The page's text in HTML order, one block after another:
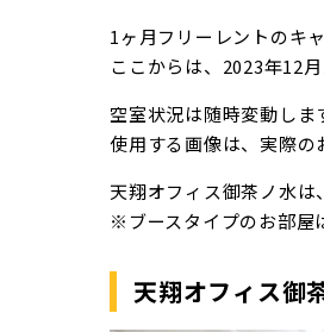
1ヶ月フリーレントのキ
ここからは、2023年12
空室状況は随時変動しま
使用する画像は、実際
天翔オフィス御茶ノ水は、
※ブースタイプのお部屋
天翔オフィス御